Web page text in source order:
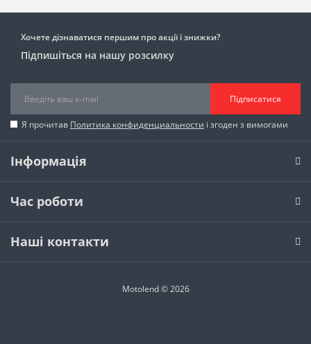
Хочете дізнаватися першим про акції і знижки?
Підпишіться на нашу розсилку
Підписатися
Я прочитав Политика конфиденциальности і згоден з вимогами
Інформація
Час роботи
Наші контакти
Motolend © 2026